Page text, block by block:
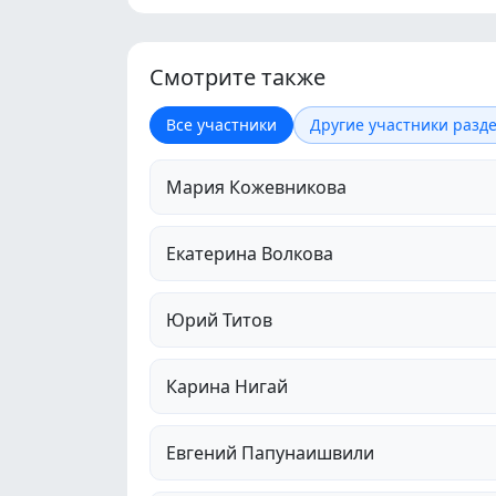
Смотрите также
Все участники Другие участники
Мария Кожевникова
Екатерина Волкова
Юрий Титов
Карина Нигай
Евгений Папунаишвили